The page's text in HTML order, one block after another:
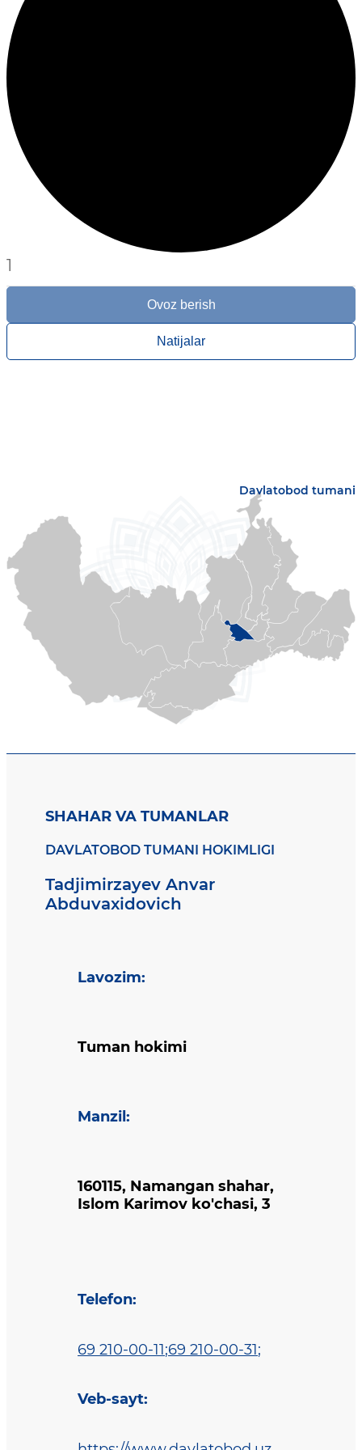
1
Ovoz berish
Natijalar
Davlatobod tumani
SHAHAR VA TUMANLAR
DAVLATOBOD TUMANI HOKIMLIGI
Tadjimirzayev Anvar
Abduvaxidovich
Lavozim:
Tuman hokimi
Manzil :
160115, Namangan shahar,
Islom Karimov ko'chasi, 3
Telefon:
69 210-00-11;69 210-00-31;
Veb-sayt: